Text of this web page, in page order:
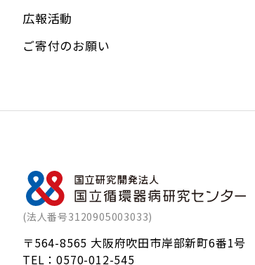
広報活動
ご寄付のお願い
(法人番号3120905003033)
〒564-8565 大阪府吹田市岸部新町6番1号
TEL：0570-012-545